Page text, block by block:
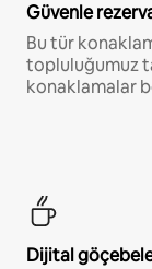
Güvenle
Bu tür
topluluğumuz
konaklamalar
Dijital